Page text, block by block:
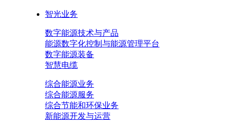
智光业务
数字能源技术与产品
能源数字化控制与能源管理平台
数字能源装备
智慧电缆
综合能源业务
综合能源服务
综合节能和环保业务
新能源开发与运营